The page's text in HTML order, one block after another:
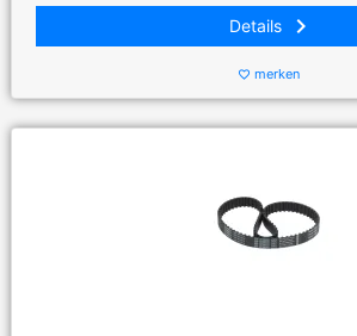
Details keyboard_arrow_right
favorite_border merken